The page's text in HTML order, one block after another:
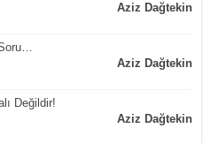
Aziz Dağtekin
Aziz Dağtekin
Değildir!
Aziz Dağtekin